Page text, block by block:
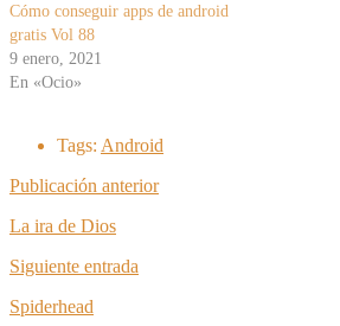
Cómo conseguir apps de android
gratis Vol 88
9 enero, 2021
En «Ocio»
Tags: Android
Publicación anterior
La ira de Dios
Siguiente entrada
Spiderhead